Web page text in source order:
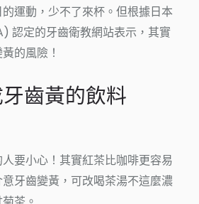
運動，少不了來杯。但根據日本
認定的牙齒衛教網站表示，其實
的風險！
齒黃的飲料
要小心！其實紅茶比咖啡更容易
牙齒變黃，可改喝茶湯不這麼濃